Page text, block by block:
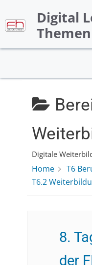
content
Digital
Digitale
Home
T6
T6.2
8.
der